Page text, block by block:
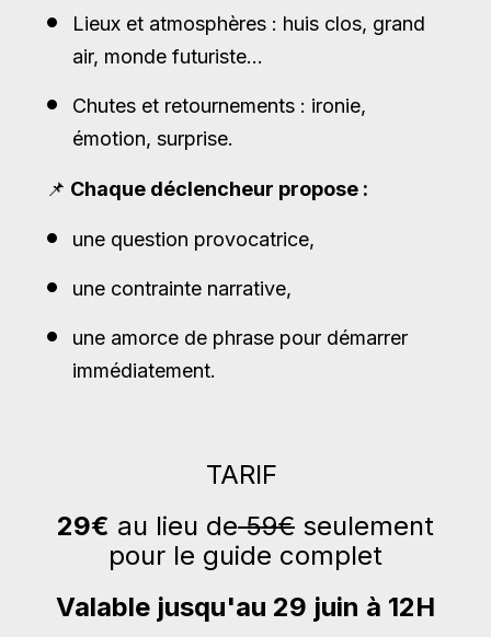
Lieux et atmosphères : huis clos, grand
air, monde futuriste…
Chutes et retournements : ironie,
émotion, surprise.
📌 Chaque déclencheur propose :
une question provocatrice,
une contrainte narrative,
une amorce de phrase pour démarrer
immédiatement.
TARIF
29€ au lieu de59€ seulement
pour le guide complet
Valable jusqu'au 29 juin à 12H